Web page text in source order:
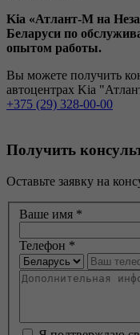
Kia «Атлант-М на
Беларуси по
опытом работы.
Вы можете получить
автоцентрах Kia
+375 (29) 328-00-00
Получить
Оставьте заявку на
Ваше имя *
Телефон *